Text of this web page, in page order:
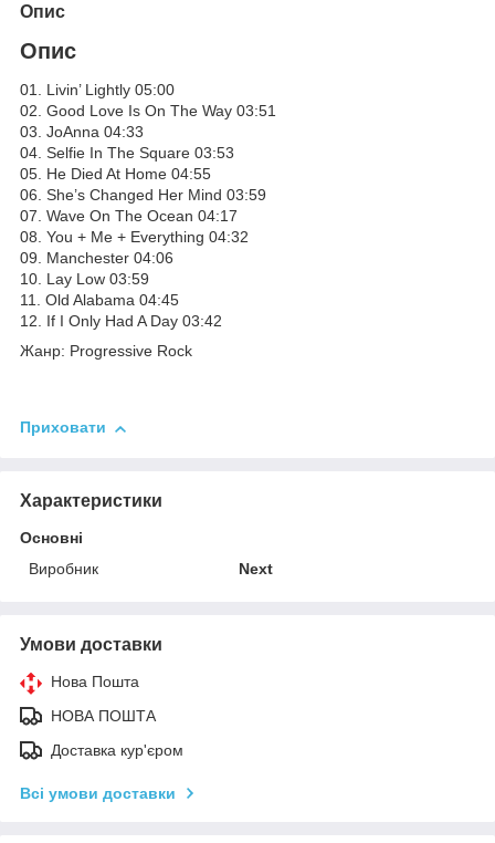
Опис
Опис
01. Livin’ Lightly 05:00
02. Good Love Is On The Way 03:51
03. JoAnna 04:33
04. Selfie In The Square 03:53
05. He Died At Home 04:55
06. She’s Changed Her Mind 03:59
07. Wave On The Ocean 04:17
08. You + Me + Everything 04:32
09. Manchester 04:06
10. Lay Low 03:59
11. Old Alabama 04:45
12. If I Only Had A Day 03:42
Жанр: Progressive Rock
Приховати
Характеристики
Основні
Виробник
Next
Умови доставки
Нова Пошта
НОВА ПОШТА
Доставка кур'єром
Всі умови доставки